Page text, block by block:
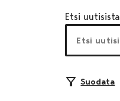
Etsi uutisista
Suodata